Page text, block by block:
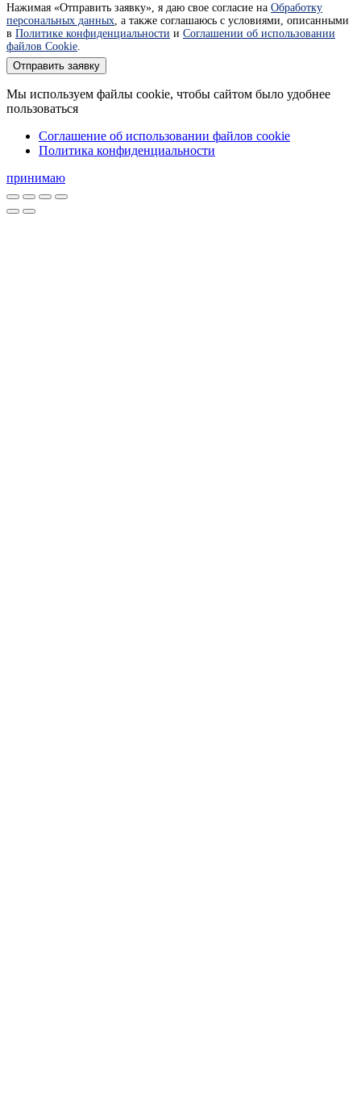
Нажимая «Отправить заявку», я даю свое согласие на Обработку
персональных данных , а также соглашаюсь с условиями, описанными
в Политике конфиденциальности и Соглашении об использовании
файлов Cookie
Отправить заявку
Мы используем файлы cookie, чтобы сайтом было удобнее
пользоваться
Соглашение об использовании файлов cookie
Политика конфиденциальности
принимаю